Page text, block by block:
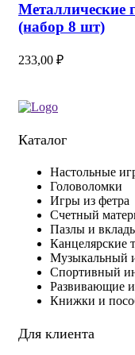
Металлические
(набор 8 шт)
233,00 ₽
Каталог
Настольные
Головоломки
Игры из фетра
Счетный
Пазлы и
Канцелярские
Музыкальный
Спортивный
Развивающие
Книжки и
Для клиента